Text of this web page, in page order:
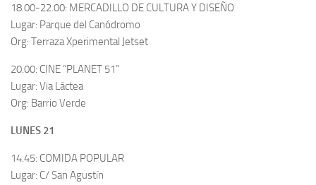
18.00-22.00: MERCADILLO DE CULTURA Y DISEÑO
Lugar: Parque del Canódromo
Org: Terraza Xperimental Jetset
20.00: CINE “PLANET 51”
Lugar: Vïa Láctea
Org: Barrio Verde
LUNES 21
14.45: COMIDA POPULAR
Lugar: C/ San Agustín